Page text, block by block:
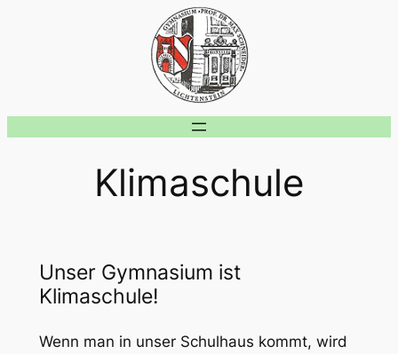
Klimaschule
Unser Gymnasium ist
Klimaschule!
Wenn man in unser Schulhaus kommt, wird